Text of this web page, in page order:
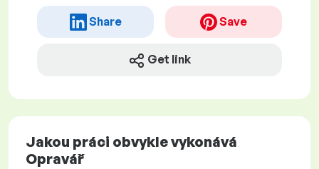
Share Save
Get link
Jakou práci obvykle vykonává
Opravář